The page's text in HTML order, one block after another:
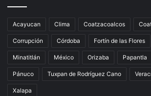
Acayucan Clima Coatzacoalcos
Corrupción Córdoba Fortín de las Flores
Minatitlán México Orizaba Papantla
Pánuco Tuxpan de Rodríguez Cano
Xalapa